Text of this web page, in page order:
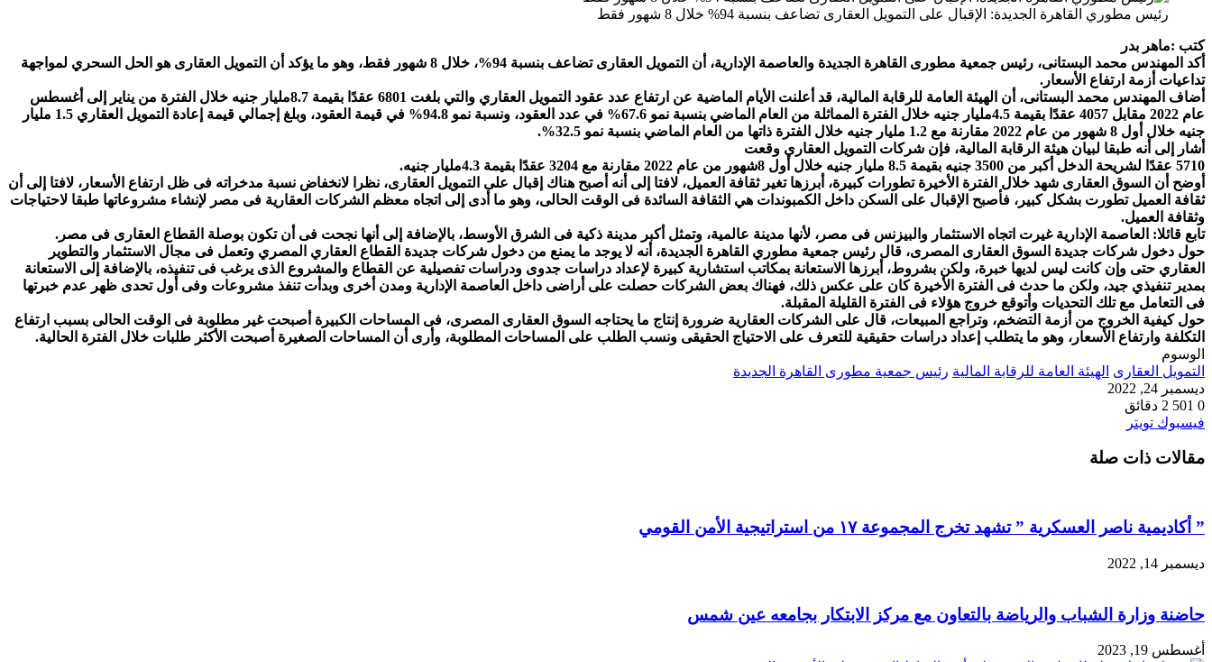
رئيس مطوري القاهرة الجديدة: الإقبال على التمويل العقارى تضاعف بنسبة 94% خلال 8 شهور فقط
كتب :ماهر بدر
أكد المهندس محمد البستانى، رئيس جمعية مطورى القاهرة الجديدة والعاصمة الإدارية، أن التمويل العقارى تضاعف بنسبة 94%، خلال 8 شهور فقط، وهو ما يؤكد أن التمويل العقارى هو الحل السحري لمواجهة
تداعيات أزمة ارتفاع الأسعار.
أضاف المهندس محمد البستانى، أن الهيئة العامة للرقابة المالية، قد أعلنت الأيام الماضية عن ارتفاع عدد عقود التمويل العقاري والتي بلغت 6801 عقدًا بقيمة 8.7مليار جنيه خلال الفترة من يناير إلى أغسطس
عام 2022 مقابل 4057 عقدًا بقيمة 4.5مليار جنيه خلال الفترة المماثلة من العام الماضي بنسبة نمو 67.6% في عدد العقود، ونسبة نمو 94.8% في قيمة العقود، وبلغ إجمالي قيمة إعادة التمويل العقاري 1.5 مليار
جنيه خلال أول 8 شهور من عام 2022 مقارنة مع 1.2 مليار جنيه خلال الفترة ذاتها من العام الماضي بنسبة نمو 32.5%.
أشار إلى أنه طبقا لبيان هيئة الرقابة المالية، فإن شركات التمويل العقاري وقعت
5710 عقدًا لشريحة الدخل أكبر من 3500 جنيه بقيمة 8.5 مليار جنيه خلال أول 8شهور من عام 2022 مقارنة مع 3204 عقدًا بقيمة 4.3مليار جنيه.
أوضح أن السوق العقارى شهد خلال الفترة الأخيرة تطورات كبيرة، أبرزها تغير ثقافة العميل، لافتا إلى أنه أصبح هناك إقبال على التمويل العقارى، نظرا لانخفاض نسبة مدخراته فى ظل ارتفاع الأسعار، لافتا إلى أن
ثقافة العميل تطورت بشكل كبير، فأصبح الإقبال على السكن داخل الكمبوندات هي الثقافة السائدة فى الوقت الحالى، وهو ما أدى إلى اتجاه معظم الشركات العقارية فى مصر لإنشاء مشروعاتها طبقا لاحتياجات
وثقافة العميل.
تابع قائلا: العاصمة الإدارية غيرت اتجاه الاستثمار والبيزنس فى مصر، لأنها مدينة عالمية، وتمثل أكبر مدينة ذكية فى الشرق الأوسط، بالإضافة إلى أنها نجحت فى أن تكون بوصلة القطاع العقارى فى مصر.
حول دخول شركات جديدة السوق العقارى المصرى، قال رئيس جمعية مطوري القاهرة الجديدة، أنه لا يوجد ما يمنع من دخول شركات جديدة القطاع العقاري المصري وتعمل فى مجال الاستثمار والتطوير
العقاري حتى وإن كانت ليس لديها خبرة، ولكن بشروط، أبرزها الاستعانة بمكاتب استشارية كبيرة لإعداد دراسات جدوى ودراسات تفصيلية عن القطاع والمشروع الذى يرغب فى تنفيذه، بالإضافة إلى الاستعانة
بمدير تنفيذي جيد، ولكن ما حدث فى الفترة الأخيرة كان على عكس ذلك، فهناك بعض الشركات حصلت على أراضى داخل العاصمة الإدارية ومدن أخرى وبدأت تنفذ مشروعات وفى أول تحدى ظهر عدم خبرتها
فى التعامل مع تلك التحديات وأتوقع خروج هؤلاء فى الفترة القليلة المقبلة.
حول كيفية الخروج من أزمة التضخم، وتراجع المبيعات، قال على الشركات العقارية ضرورة إنتاج ما يحتاجه السوق العقارى المصرى، فى المساحات الكبيرة أصبحت غير مطلوبة فى الوقت الحالى بسبب ارتفاع
التكلفة وارتفاع الأسعار، وهو ما يتطلب إعداد دراسات حقيقية للتعرف على الاحتياج الحقيقى ونسب الطلب على المساحات المطلوبة، وأرى أن المساحات الصغيرة أصبحت الأكثر طلبات خلال الفترة الحالية.
الوسوم
التمويل العقارى الهيئة العامة للرقابة المالية رئيس جمعية مطورى القاهرة الجديدة
ديسمبر 24, 2022
0
2 دقائق
فيسبوك تويتر
البريد
مقالات ذات صلة
” أكاديمية ناصر العسكرية ” تشهد تخرج المجموعة ١٧ من استراتيجية الأمن القومي
ديسمبر 14, 2022
حاضنة وزارة الشباب والرياضة بالتعاون مع مركز الابتكار بجامعه عين شمس
أغسطس 19, 2023